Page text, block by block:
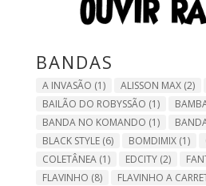
BANDAS
A INVASÃO (1) ALISSON MAX(2)
BAILÃO DO ROBYSSÃO (1)
BANDA NO KOMANDO (1)
BLACK STYLE(6) BOMDIMIX(1)
COLETÂNEA(1) EDCITY(2)
FLAVINHO (8) FLAVINHO A